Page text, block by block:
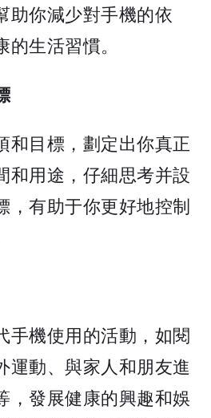
助你減少對手機的依
的生活習慣。
和目標，劃定出你真正
和用途，仔細思考并設
，有助于你更好地控制
手機使用的活動，如閱
運動、與家人和朋友進
，發展健康的興趣和娛